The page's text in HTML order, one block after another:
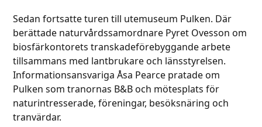
Sedan fortsatte turen till utemuseum Pulken. Där
berättade naturvårdssamordnare Pyret Ovesson om
biosfärkontorets transkadeförebyggande arbete
tillsammans med lantbrukare och länsstyrelsen.
Informationsansvariga Åsa Pearce pratade om
Pulken som tranornas B&B och mötesplats för
naturintresserade, föreningar, besöksnäring och
tranvärdar.